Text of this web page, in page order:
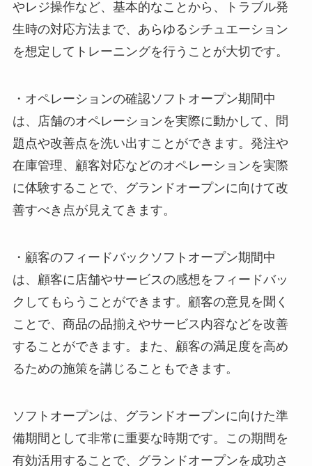
やレジ操作など、基本的なことから、トラブル発
生時の対応方法まで、あらゆるシチュエーション
を想定してトレーニングを行うことが大切です。
・オペレーションの確認ソフトオープン期間中
は、店舗のオペレーションを実際に動かして、問
題点や改善点を洗い出すことができます。発注や
在庫管理、顧客対応などのオペレーションを実際
に体験することで、グランドオープンに向けて改
善すべき点が見えてきます。
・顧客のフィードバックソフトオープン期間中
は、顧客に店舗やサービスの感想をフィードバッ
クしてもらうことができます。顧客の意見を聞く
ことで、商品の品揃えやサービス内容などを改善
することができます。また、顧客の満足度を高め
るための施策を講じることもできます。
ソフトオープンは、グランドオープンに向けた準
備期間として非常に重要な時期です。この期間を
有効活用することで、グランドオープンを成功さ